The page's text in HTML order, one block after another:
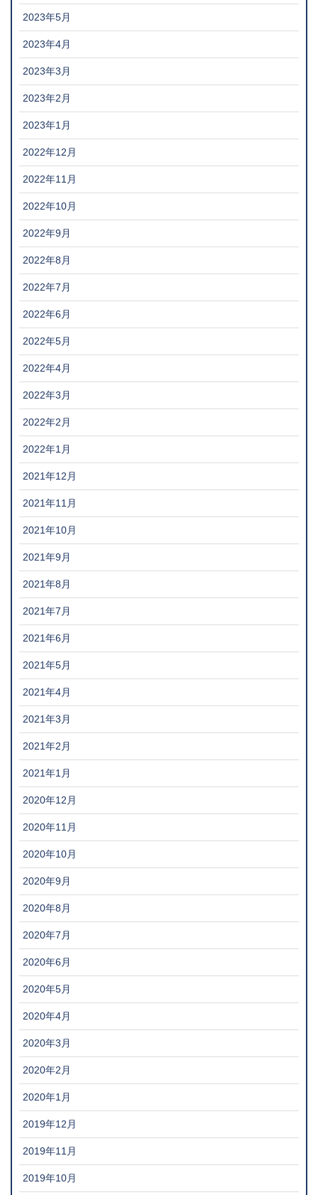
2023年5月
2023年4月
2023年3月
2023年2月
2023年1月
2022年12月
2022年11月
2022年10月
2022年9月
2022年8月
2022年7月
2022年6月
2022年5月
2022年4月
2022年3月
2022年2月
2022年1月
2021年12月
2021年11月
2021年10月
2021年9月
2021年8月
2021年7月
2021年6月
2021年5月
2021年4月
2021年3月
2021年2月
2021年1月
2020年12月
2020年11月
2020年10月
2020年9月
2020年8月
2020年7月
2020年6月
2020年5月
2020年4月
2020年3月
2020年2月
2020年1月
2019年12月
2019年11月
2019年10月